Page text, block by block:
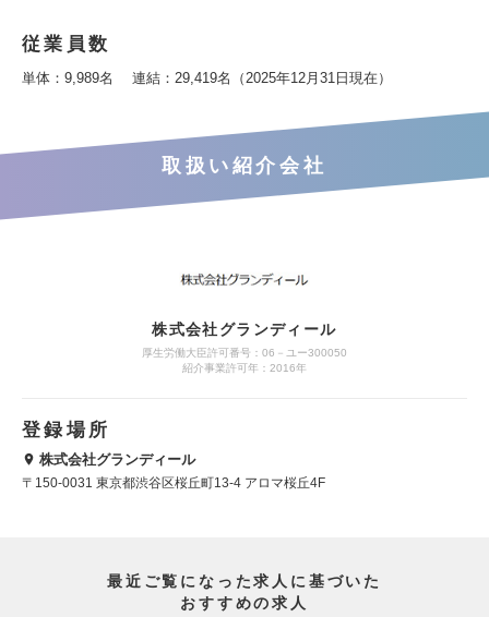
従業員数
単体：9,989名 連結：29,419名（2025年12月31日現在）
取扱い紹介会社
株式会社グランディール
厚生労働大臣許可番号：06－ユー300050
紹介事業許可年：2016年
登録場所
株式会社グランディール
〒150-0031 東京都渋谷区桜丘町13-4 アロマ桜丘4F
最近ご覧になった求人に基づいた
おすすめの求人